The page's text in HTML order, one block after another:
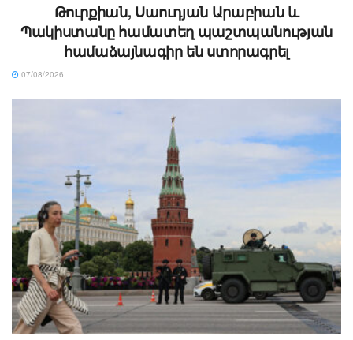
Թուրքիան, Սաուդյան Արաբիան և
Պակիստանը համատեղ պաշտպանության
համաձայնագիր են ստորագրել
07/08/2026